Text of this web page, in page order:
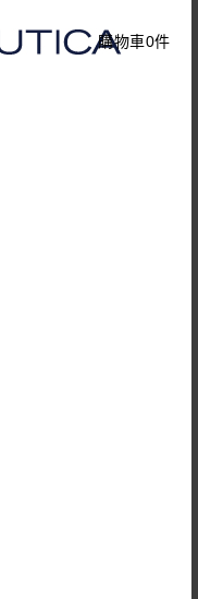
購物車0件